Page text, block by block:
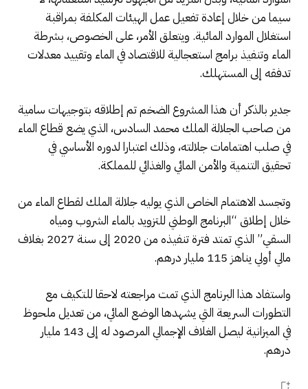
سيما من خلال إعادة تفعيل عمل الهيئات المكلفة بمراقبة
استغلال الموارد المائية. ويتعلق الأمر، على الخصوص، بشرطة
الماء وتنفيذ برامج استعجالية للاقتصاد في الماء وتقييد معدلات
تدفقه إلى المستهلك.
جدير بالذكر أن هذا المشروع الضخم تم إطلاقه بتوجيهات سامية
من صاحب الجلالة الملك محمد السادس، الذي يضع قطاع الماء
في صلب اهتمامات جلالته، وذلك اعتبارا لدوره الأساسي في
تحقيق التنمية والأمن المائي والغذائي للمملكة.
وتجسد الاهتمام الخاص الذي يوليه جلالة الملك لقطاع الماء من
خلال إطلاق “البرنامج الوطني للتزويد بالماء الشروب ومياه
السقي” الذي تمتد فترة تنفيذه من 2020 إلى سنة 2027 بغلاف
مالي أولي يناهز 115 مليار درهم.
واستفاد هذا البرنامج الذي تمت مراجعته لاحقا للتكيف مع
التطورات السريعة التي يشهدها الوضع المائي، من تعديل ملحوظ
في الميزانية ليصل الغلاف الإجمالي المرصود له إلى 143 مليار
درهم.